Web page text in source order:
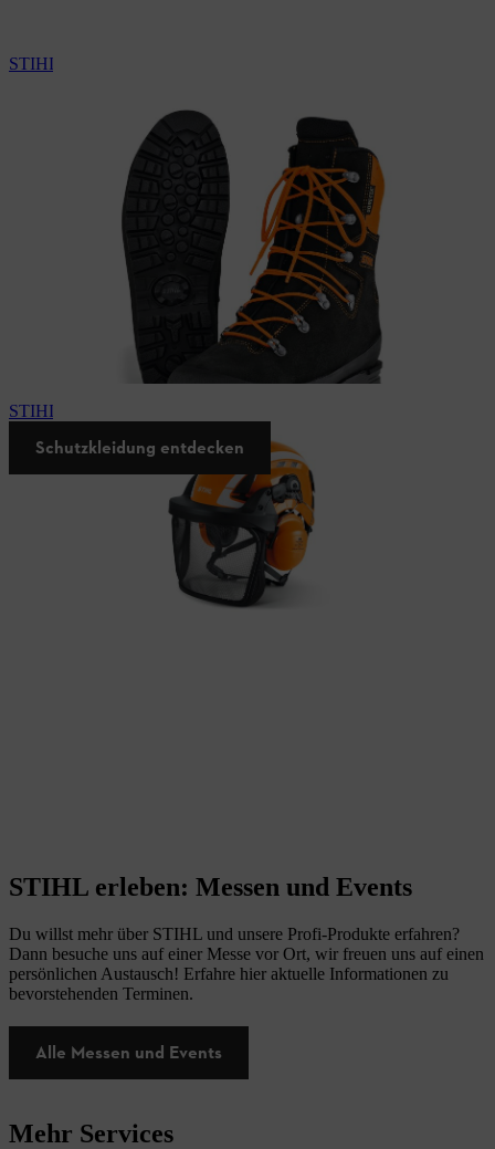
STIHL Trekkingstiefel
STIHL Helmset
Schutzkleidung entdecken
STIHL erleben: Messen und Events
Du willst mehr über STIHL und unsere Profi-Produkte erfahren?
Dann besuche uns auf einer Messe vor Ort, wir freuen uns auf einen
persönlichen Austausch! Erfahre hier aktuelle Informationen zu
bevorstehenden Terminen.
Alle Messen und Events
Mehr Services